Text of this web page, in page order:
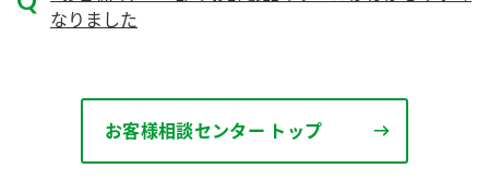
なりました
お客様相談センター トップ